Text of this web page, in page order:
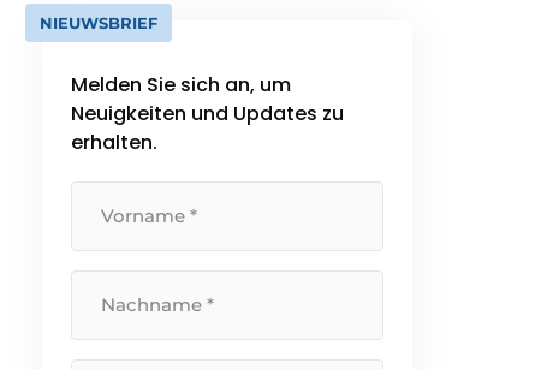
NIEUWSBRIEF
Melden Sie sich an, um
Neuigkeiten und Updates zu
erhalten.